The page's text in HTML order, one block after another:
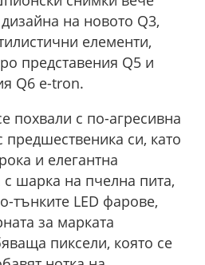
на новото Q3,
елементи,
представения Q5 и
Q6 e-tron.
похвали с по-агресивна
предшественика си, като
и елегантна
шарка на пчелна пита,
LED фарове,
за марката
пиксели, която се